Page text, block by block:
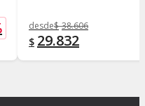
desde$ 38.606
$ 29.832